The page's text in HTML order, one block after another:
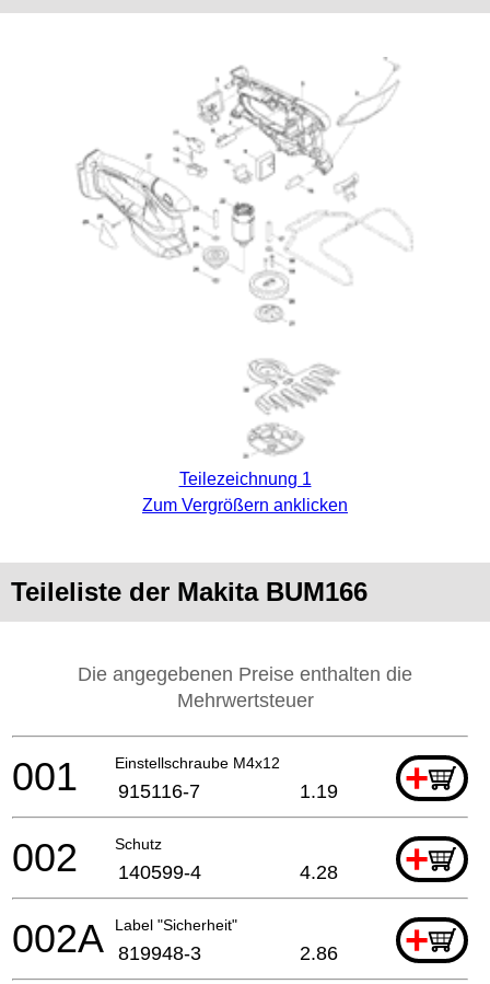
Teilezeichnung 1
Zum Vergrößern anklicken
Teileliste der Makita BUM166
Die angegebenen Preise enthalten die
Mehrwertsteuer
Einstellschraube M4x12 +
001 915116-7 1.19
Schutz +
002 140599-4 4.28
Label "Sicherheit" +
002A 819948-3 2.86